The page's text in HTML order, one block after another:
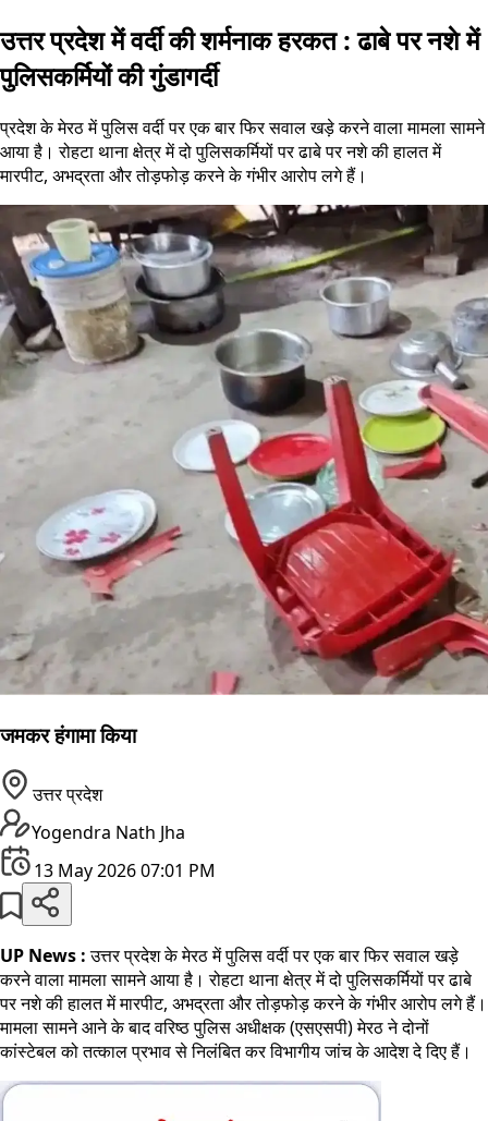
उत्तर प्रदेश में वर्दी की शर्मनाक हरकत : ढाबे पर नशे में
पुलिसकर्मियों की गुंडागर्दी
प्रदेश के मेरठ में पुलिस वर्दी पर एक बार फिर सवाल खड़े करने वाला मामला सामने
आया है। रोहटा थाना क्षेत्र में दो पुलिसकर्मियों पर ढाबे पर नशे की हालत में
मारपीट, अभद्रता और तोड़फोड़ करने के गंभीर आरोप लगे हैं।
जमकर हंगामा किया
उत्तर प्रदेश
Yogendra Nath Jha
13 May 2026 07:01 PM
UP News :उत्तर प्रदेश के मेरठ में पुलिस वर्दी पर एक बार फिर सवाल खड़े
करने वाला मामला सामने आया है। रोहटा थाना क्षेत्र में दो पुलिसकर्मियों पर ढाबे
पर नशे की हालत में मारपीट, अभद्रता और तोड़फोड़ करने के गंभीर आरोप लगे हैं।
मामला सामने आने के बाद वरिष्ठ पुलिस अधीक्षक (एसएसपी) मेरठ ने दोनों
कांस्टेबल को तत्काल प्रभाव से निलंबित कर विभागीय जांच के आदेश दे दिए हैं।